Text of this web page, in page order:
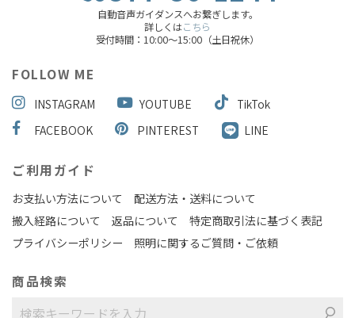
自動音声ガイダンスへお繋ぎします。
詳しくはこちら
受付時間：10:00～15:00（土日祝休）
FOLLOW ME
INSTAGRAM YOUTUBE
TikTok
FACEBOOK
PINTEREST LINE
ご利用ガイド
お支払い方法について
配送方法・送料について
搬入経路について
返品について
特定商取引法に基づく表記
プライバシーポリシー
照明に関するご質問・ご依頼
商品検索